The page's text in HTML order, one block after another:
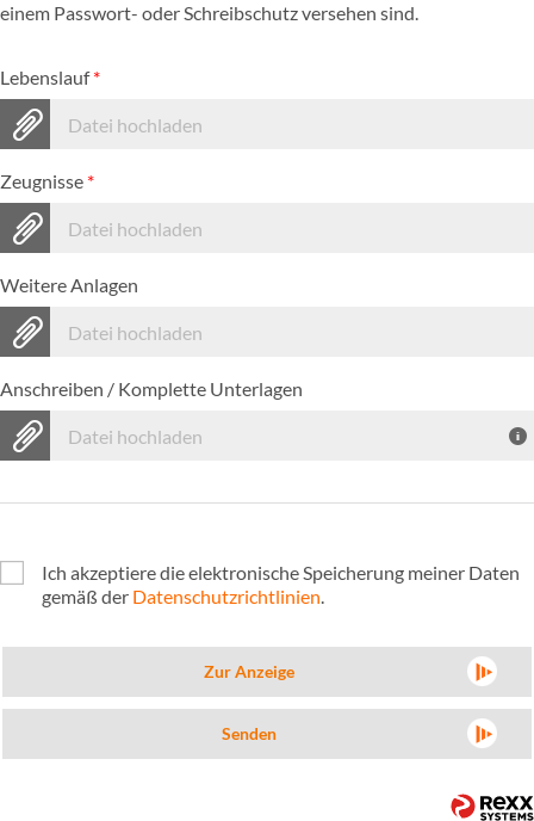
einem Passwort- oder Schreibschutz versehen sind.
Lebenslauf*
Datei hochladen
Zeugnisse *
Datei hochladen
Weitere Anlagen
Datei hochladen
Anschreiben / Komplette Unterlagen
Datei hochladen
Ich akzeptiere die elektronische Speicherung meiner Daten
gemäß der Datenschutzrichtlinien.
Zur Anzeige
Senden